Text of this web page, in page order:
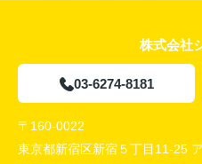
株式会社
03-6274-8181
〒160-0022
東京都新宿区新宿５丁目11-25